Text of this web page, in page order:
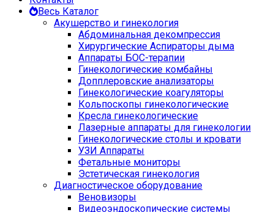
Весь Каталог
Акушерство и гинекология
Абдоминальная декомпрессия
Хирургические Аспираторы дыма
Аппараты БОС-терапии
Гинекологические комбайны
Допплеровские анализаторы
Гинекологические коагуляторы
Кольпоскопы гинекологические
Кресла гинекологические
Лазерные аппараты для гинекологии
Гинекологические столы и кровати
УЗИ Аппараты
Фетальные мониторы
Эстетическая гинекология
Диагностическое оборудование
Веновизоры
Видеоэндоскопические системы